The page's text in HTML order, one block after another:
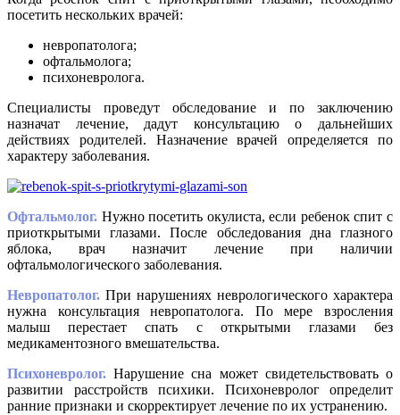
посетить нескольких врачей:
невропатолога;
офтальмолога;
психоневролога.
Специалисты проведут обследование и по заключению
назначат лечение, дадут консультацию о дальнейших
действиях родителей. Назначение врачей определяется по
характеру заболевания.
Офтальмолог. Нужно посетить окулиста, если ребенок спит с
приоткрытыми глазами. После обследования дна глазного
яблока, врач назначит лечение при наличии
офтальмологического заболевания.
Невропатолог. При нарушениях неврологического характера
нужна консультация невропатолога. По мере взросления
малыш перестает спать с открытыми глазами без
медикаментозного вмешательства.
Психоневролог. Нарушение сна может свидетельствовать о
развитии расстройств психики. Психоневролог определит
ранние признаки и скорректирует лечение по их устранению.